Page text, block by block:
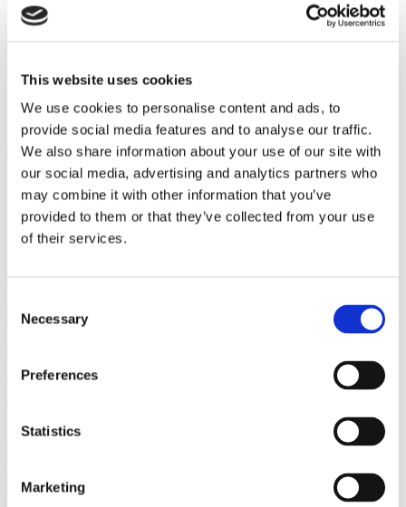
This website uses cookies
We use cookies to personalise content and ads, to
provide social media features and to analyse our traffic.
We also share information about your use of our site with
our social media, advertising and analytics partners who
may combine it with other information that you’ve
provided to them or that they’ve collected from your use
of their services.
Selection
Necessary
Preferences
Statistics
Marketing
Partners / Samarbeten
Samarbeta med REKYL
Vad säger andra om REKYL
Kontakt & Kundservice
Hem / Utrustning / Sjukvårdsmateriel / Celox Rapid
Celox Rapid
EDC/Sjukvårdsmateriel
Sekunder räknas när hjälpen kan vara minuter borta. Celox™ Rapid
Hemostatic Z-fold Gauze är den snabbast verkande hemostatiska
sekunders kompression.